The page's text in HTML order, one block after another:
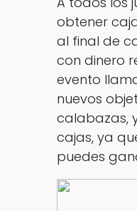
obtener
al final de
con dinero
evento
nuevos
calabazas,
cajas, ya
puedes